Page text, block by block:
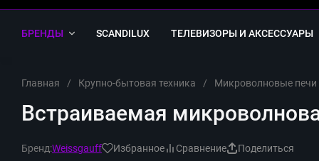
БРЕНДЫ SCANDILUX ТЕЛЕВИЗОРЫ И АКСЕССУАРЫ
Главная / Крупно-бытовая техника / Микроволновые печи
Встраиваемая
Бренд:Weissgauff Избранное Сравнение Поделиться